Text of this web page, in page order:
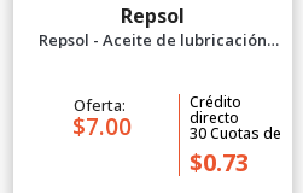
Repsol
Repsol - Aceite de lubricación
Oferta:
$7.00
Crédito
directo
30Cuotas de
$0.73